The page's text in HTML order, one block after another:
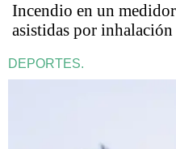
Incendio en un
asistidas por
DEPORTES.